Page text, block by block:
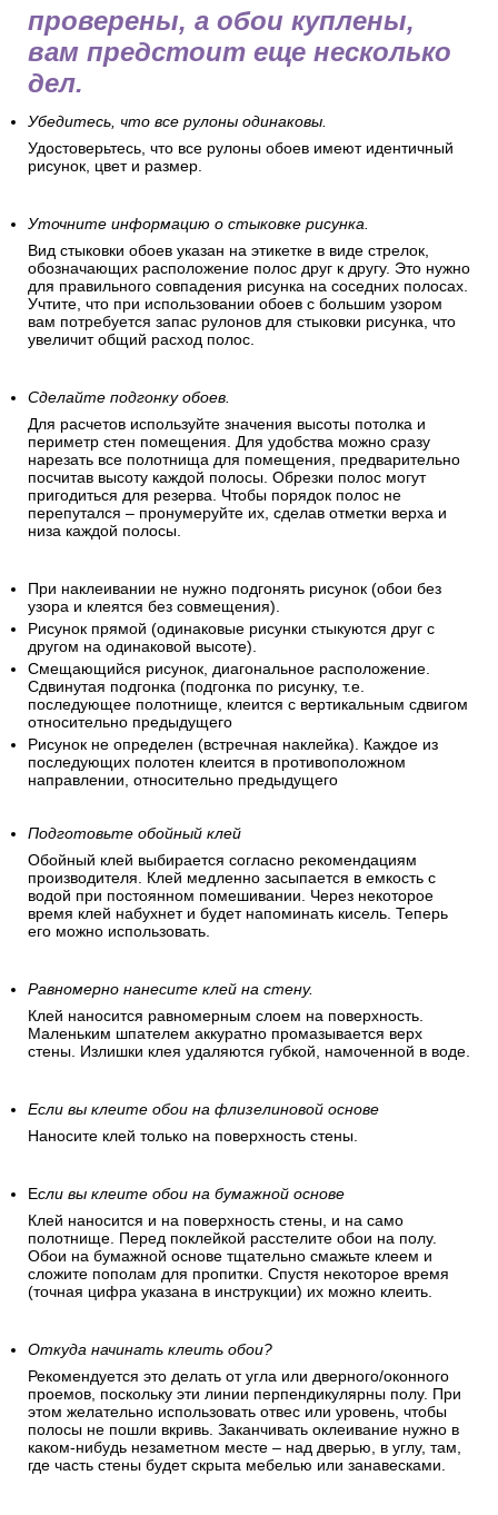
проверены, а обои куплены,
вам предстоит еще несколько
дел.
Убедитесь, что все рулоны одинаковы.
Удостоверьтесь, что все рулоны обоев имеют идентичный
рисунок, цвет и размер.
Уточните информацию о стыковке рисунка.
Вид стыковки обоев указан на этикетке в виде стрелок,
обозначающих расположение полос друг к другу. Это нужно
для правильного совпадения рисунка на соседних полосах.
Учтите, что при использовании обоев с большим узором
вам потребуется запас рулонов для стыковки рисунка, что
увеличит общий расход полос.
Сделайте подгонку обоев.
Для расчетов используйте значения высоты потолка и
периметр стен помещения. Для удобства можно сразу
нарезать все полотнища для помещения, предварительно
посчитав высоту каждой полосы. Обрезки полос могут
пригодиться для резерва. Чтобы порядок полос не
перепутался – пронумеруйте их, сделав отметки верха и
низа каждой полосы.
При наклеивании не нужно подгонять рисунок (обои без
узора и клеятся без совмещения).
Рисунок прямой (одинаковые рисунки стыкуются друг с
другом на одинаковой высоте).
Смещающийся рисунок, диагональное расположение.
Сдвинутая подгонка (подгонка по рисунку, т.е.
последующее полотнище, клеится с вертикальным сдвигом
относительно предыдущего
Рисунок не определен (встречная наклейка). Каждое из
последующих полотен клеится в противоположном
направлении, относительно предыдущего
Подготовьте обойный клей
Обойный клей выбирается согласно рекомендациям
производителя. Клей медленно засыпается в емкость с
водой при постоянном помешивании. Через некоторое
время клей набухнет и будет напоминать кисель. Теперь
его можно использовать.
Равномерно нанесите клей на стену.
Клей наносится равномерным слоем на поверхность.
Маленьким шпателем аккуратно промазывается верх
стены. Излишки клея удаляются губкой, намоченной в воде.
Если вы клеите обои на флизелиновой основе
Наносите клей только на поверхность стены.
Если вы клеите обои на бумажной основе
Клей наносится и на поверхность стены, и на само
полотнище. Перед поклейкой расстелите обои на полу.
Обои на бумажной основе тщательно смажьте клеем и
сложите пополам для пропитки. Спустя некоторое время
(точная цифра указана в инструкции) их можно клеить.
Откуда начинать клеить обои?
Рекомендуется это делать от угла или дверного/оконного
проемов, поскольку эти линии перпендикулярны полу. При
этом желательно использовать отвес или уровень, чтобы
полосы не пошли вкривь. Заканчивать оклеивание нужно в
каком-нибудь незаметном месте – над дверью, в углу, там,
где часть стены будет скрыта мебелью или занавесками.